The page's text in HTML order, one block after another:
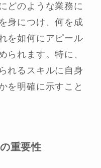
どのような業務に
身につけ、何を成
を如何にアピール
られます。特に、
れるスキルに自身
を明確に示すこと
重要性